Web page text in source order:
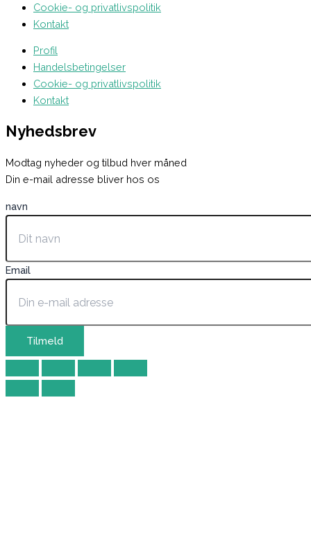
Cookie- og privatlivspolitik
Kontakt
Profil
Handelsbetingelser
Cookie- og privatlivspolitik
Kontakt
Nyhedsbrev
Modtag nyheder og tilbud hver måned
Din e-mail adresse bliver hos os
navn
Email
Tilmeld